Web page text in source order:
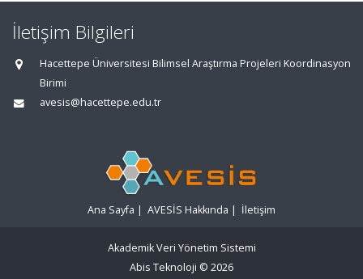
İletişim Bilgileri
Hacettepe Üniversitesi Bilimsel Araştırma Projeleri Koordinasyon
Birimi
avesis@hacettepe.edu.tr
Ana Sayfa | AVESİS Hakkında | İletişim
Akademik Veri Yönetim Sistemi
Abis Teknoloji © 2026